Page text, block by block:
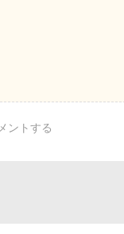
ントする